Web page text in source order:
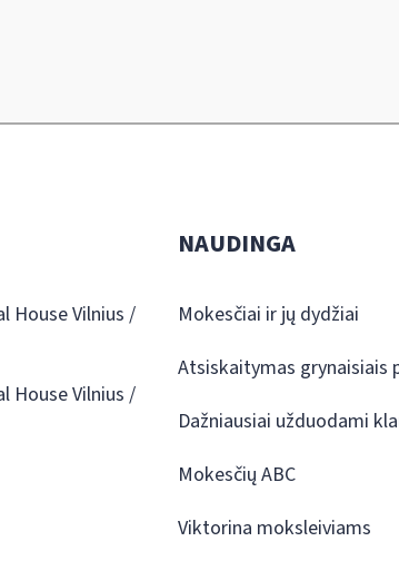
House Vilnius /
House Vilnius /
NAUDINGA
Mokesčiai ir jų dydžiai
Atsiskaitymas grynaisiais
Dažniausiai užduodami
Mokesčių ABC
Viktorina moksleiviams